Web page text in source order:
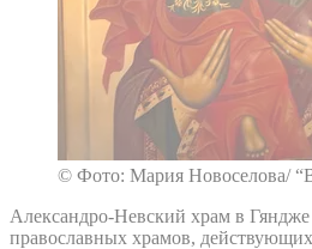
© Фото: Мария Новоселова/
Александро-Невский храм в
православных храмов,